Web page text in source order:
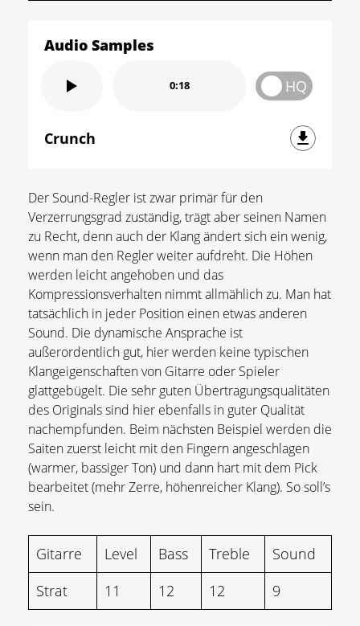
Audio Samples
0:18 HQ
Crunch
Der Sound-Regler ist zwar primär für den
Verzerrungsgrad zuständig, trägt aber seinen Namen
zu Recht, denn auch der Klang ändert sich ein wenig,
wenn man den Regler weiter aufdreht. Die Höhen
werden leicht angehoben und das
Kompressionsverhalten nimmt allmählich zu. Man hat
tatsächlich in jeder Position einen etwas anderen
Sound. Die dynamische Ansprache ist
außerordentlich gut, hier werden keine typischen
Klangeigenschaften von Gitarre oder Spieler
glattgebügelt. Die sehr guten Übertragungsqualitäten
des Originals sind hier ebenfalls in guter Qualität
nachempfunden. Beim nächsten Beispiel werden die
Saiten zuerst leicht mit den Fingern angeschlagen
(warmer, bassiger Ton) und dann hart mit dem Pick
bearbeitet (mehr Zerre, höhenreicher Klang). So soll’s
sein.
Gitarre Level Bass Treble
Sound
Strat
11 12 12 9